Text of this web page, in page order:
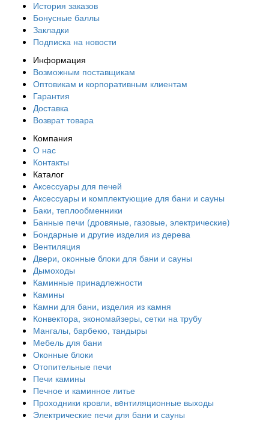
История заказов
Бонусные баллы
Закладки
Подписка на новости
Информация
Возможным поставщикам
Оптовикам и корпоративным клиентам
Гарантия
Доставка
Возврат товара
Компания
О нас
Контакты
Каталог
Аксессуары для печей
Аксессуары и комплектующие для бани и сауны
Баки, теплообменники
Банные печи (дровяные, газовые, электрические)
Бондарные и другие изделия из дерева
Вентиляция
Двери, оконные блоки для бани и сауны
Дымоходы
Каминные принадлежности
Камины
Камни для бани, изделия из камня
Конвектора, экономайзеры, сетки на трубу
Мангалы, барбекю, тандыры
Мебель для бани
Оконные блоки
Отопительные печи
Печи камины
Печное и каминное литье
Проходники кровли, вeнтиляционные выходы
Электрические печи для бани и сауны